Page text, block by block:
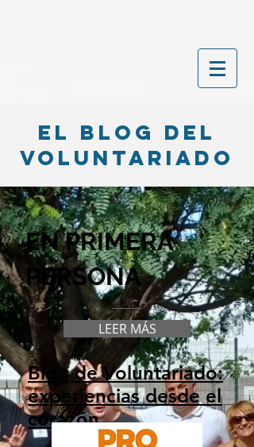
el blog del
voluntariado
EN PRIMERA
PERSONA
LEER MÁS
Blog de Voluntariado:
experiencias desde el
corazón